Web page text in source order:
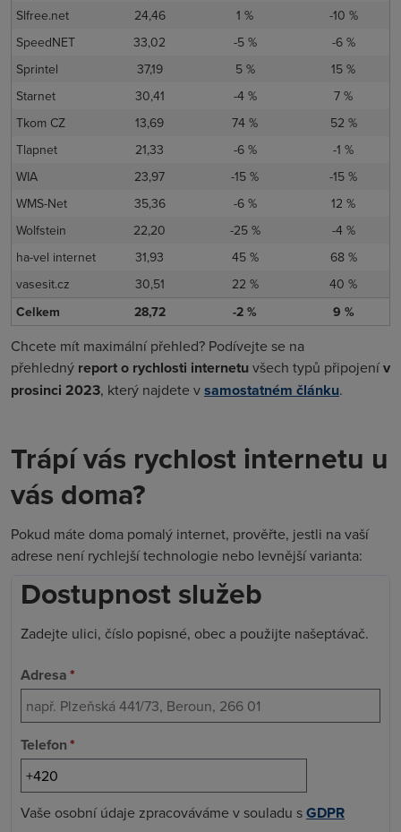
Slfree.net
24,46 1 %
-10 %
SpeedNET
33,02 -5 %
-6 %
Sprintel
37,19 5 %
15 %
Starnet
30,41 -4 %
7 %
Tkom CZ
13,69 74 %
52 %
Tlapnet
21,33 -6 %
-1 %
WIA
23,97 -15 %
-15 %
WMS-Net
35,36 -6 %
12 %
Wolfstein
22,20 -25 %
-4 %
ha-vel internet
31,93 45 %
68 %
vasesit.cz
30,51 22 %
40 %
Celkem
28,72 -2 % 9 %
Chcete mít maximální přehled? Podívejte se na
přehledný report o rychlosti internetuvšech typů připojenív
prosinci 2023, který najdete vsamostatném článku.
Trápí vás rychlost internetu u
vás doma?
Pokud máte doma pomalý internet, prověřte, jestli na vaší
adrese není rychlejší technologie nebo levnější varianta:
Dostupnost služeb
Zadejte ulici, číslo popisné, obec a použijte našeptávač.
Adresa*
Telefon*
Vaše osobní údaje zpracováváme v souladu sGDPR